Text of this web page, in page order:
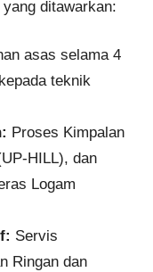
ditawarkan:
asas selama 4
teknik
Proses Kimpalan
HILL), dan
Logam
Servis
Ringan dan